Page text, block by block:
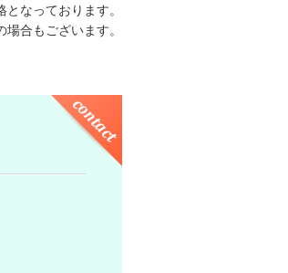
なっております。
合もございます。